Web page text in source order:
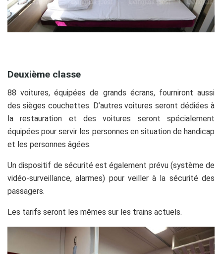
Deuxième classe
88 voitures, équipées de grands écrans, fourniront aussi
des sièges couchettes. D’autres voitures seront dédiées à
la restauration et des voitures seront spécialement
équipées pour servir les personnes en situation de handicap
et les personnes âgées.
Un dispositif de sécurité est également prévu (système de
vidéo-surveillance, alarmes) pour veiller à la sécurité des
passagers.
Les tarifs seront les mêmes sur les trains actuels.